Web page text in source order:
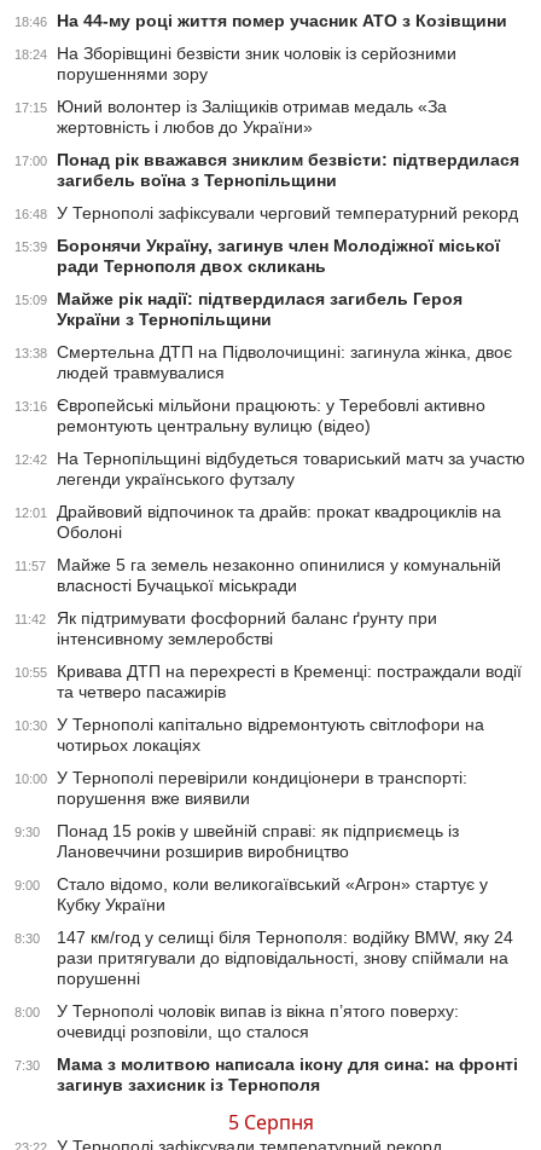
18:46 На 44-му році життя помер учасник АТО з Козівщини
18:24
На Зборівщині безвісти зник чоловік із серйозними
порушеннями зору
17:15
Юний волонтер із Заліщиків отримав медаль «За
жертовність і любов до України»
17:00
Понад рік вважався зниклим безвісти: підтвердилася
загибель воїна з Тернопільщини
16:48 У Тернополі зафіксували черговий температурний рекорд
15:39
Боронячи Україну, загинув член Молодіжної міської
ради Тернополя двох скликань
15:09
Майже рік надії: підтвердилася загибель Героя
України з Тернопільщини
13:38
Смертельна ДТП на Підволочищині: загинула жінка, двоє
людей травмувалися
13:16
Європейські мільйони працюють: у Теребовлі активно
ремонтують центральну вулицю (відео)
12:42
На Тернопільщині відбудеться товариський матч за участю
легенди українського футзалу
12:01
Драйвовий відпочинок та драйв: прокат квадроциклів на
Оболоні
11:57
Майже 5 га земель незаконно опинилися у комунальній
власності Бучацької міськради
11:42
Як підтримувати фосфорний баланс ґрунту при
інтенсивному землеробстві
10:55
Кривава ДТП на перехресті в Кременці: постраждали водії
та четверо пасажирів
10:30
У Тернополі капітально відремонтують світлофори на
чотирьох локаціях
10:00
У Тернополі перевірили кондиціонери в транспорті:
порушення вже виявили
9:30
Понад 15 років у швейній справі: як підприємець із
Лановеччини розширив виробництво
9:00
Стало відомо, коли великогаївський «Агрон» стартує у
Кубку України
8:30
147 км/год у селищі біля Тернополя: водійку BMW, яку 24
рази притягували до відповідальності, знову спіймали на
порушенні
8:00
У Тернополі чоловік випав із вікна п’ятого поверху:
очевидці розповіли, що сталося
7:30
Мама з молитвою написала ікону для сина: на фронті
загинув захисник із Тернополя
5 Серпня